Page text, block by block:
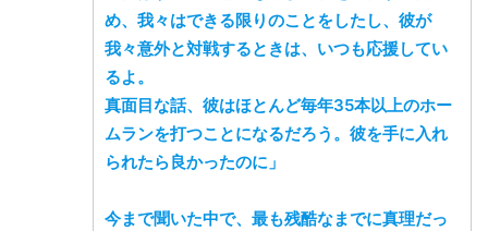
め、我々はできる限りのことをしたし、彼が
我々意外と対戦するときは、いつも応援してい
るよ。
真面目な話、彼はほとんど毎年35本以上のホー
ムランを打つことになるだろう。彼を手に入れ
られたら良かったのに」
今まで聞いた中で、最も残酷なまでに真理だっ